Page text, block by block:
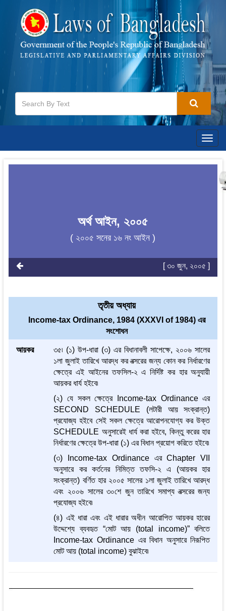
অর্থ আইন, ২০০৫
( ২০০৫ সনের ১৬ নং আইন )
[ ৩০ জুন, ২০০৫ ]
তৃতীয় অধ্যায়
Income-tax Ordinance, 1984 (XXXVI of 1984) এর
সংশোধন
আয়কর
৩৫৷ (১) উপ-ধারা (৩) এর বিধানাবলী সাপেক্ষে, ২০০৬ সালের
১লা জুলাই তারিখে আরদ্ধ কর বত্সরের জন্য কোন কর নির্ধারণের
ক্ষেত্রে এই আইনের তফসিল-২ এ নির্দিষ্ট কর হার অনুযায়ী
আয়কর ধার্য হইবে৷
(২) যে সকল ক্ষেত্রে Income-tax Ordinance এর
SECOND SCHEDULE (লটারী আয় সংক্রান্ত)
প্রযোজ্য হইবে সেই সকল ক্ষেত্রে আরোপনযোগ্য কর উক্ত
SCHEDULE অনুসারেই ধার্য করা হইবে, কিন্তু করের হার
নির্ধারণের ক্ষেত্রে উপ-ধারা (১) এর বিধান প্রয়োগ করিতে হইবে৷
(৩) Income-tax Ordinance এর Chapter VII
অনুসারে কর কর্তনের নিমিত্ত তফসি-২ এ (আয়কর হার
সংক্রান্ত) বর্ণিত হার ২০০৫ সালের ১লা জুলাই তারিখে আরদ্ধ
এবং ২০০৬ সালের ৩০শে জুন তারিখে সমাপ্য বত্সরের জন্য
প্রযোজ্য হইবে৷
(৪) এই ধারা এবং এই ধারার অধীন আরোপিত আয়কর হারের
উদ্দেশ্যে ব্যবহৃত “মোট আয় (total income)” বলিতে
Income-tax Ordinance এর বিধান অনুসারে নিরূপিত
মোট আয় (total income) বুঝাইবে৷